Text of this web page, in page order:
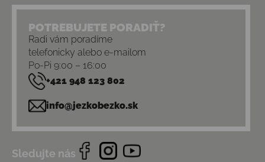
POTREBUJETE PORADIŤ?
Radi vám poradíme
telefonicky alebo e-mailom
Po-Pi 9:00 – 16:00
+421 948 123 802
info@jezkobezko.sk
Sledujte nás